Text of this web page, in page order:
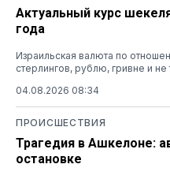
Актуальный курс
года
Израильская валюта по
стерлингов, рублю, гривне и не
04.08.2026 08:34
ПРОИСШЕСТВИЯ
Трагедия в Ашкелоне:
остановке